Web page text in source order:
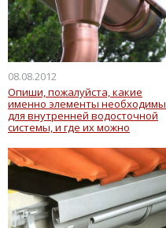
08.08.2012
Опиши, пожалуйста, какие
именно элементы необходимы
для внутренней водосточной
системы, и где их можно
пластиковый d=110 мм, длина
около 30 п.м.